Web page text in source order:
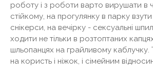
роботу і з роботи варто вирушати в
стійкому, на прогулянку в парку
снікерси, на вечірку - сексуальні
ходити не тільки в розтоптаних
шльопанцях на грайливому каблучку.
на користь і ніжок, і сімейним